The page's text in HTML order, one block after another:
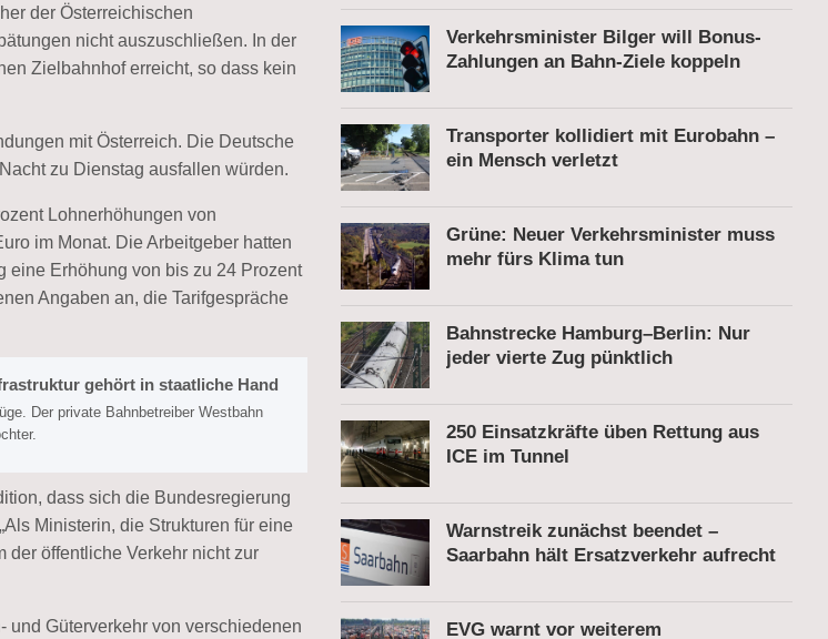
der Österreichischen
nicht auszuschließen. In der
Zielbahnhof erreicht, so dass kein
mit Österreich. Die Deutsche
zu Dienstag ausfallen würden.
Lohnerhöhungen von
im Monat. Die Arbeitgeber hatten
eine Erhöhung von bis zu 24 Prozent
Angaben an, die Tarifgespräche
gehört in staatliche Hand
Der private Bahnbetreiber Westbahn
dass sich die Bundesregierung
Ministerin, die Strukturen für eine
der öffentliche Verkehr nicht zur
und Güterverkehr von verschiedenen
festgenommen
Verkehrsminister Bilger will Bonus-
Zahlungen an Bahn-Ziele koppeln
Transporter kollidiert mit Eurobahn –
ein Mensch verletzt
Grüne: Neuer Verkehrsminister muss
mehr fürs Klima tun
Bahnstrecke Hamburg–Berlin: Nur
jeder vierte Zug pünktlich
250 Einsatzkräfte üben Rettung aus
ICE im Tunnel
Warnstreik zunächst beendet –
Saarbahn hält Ersatzverkehr aufrecht
EVG warnt vor weiterem